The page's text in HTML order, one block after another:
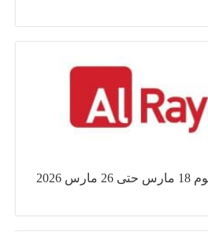
عروض الراية ماركت اليوم 18 مارس حتى 26 مارس 2026